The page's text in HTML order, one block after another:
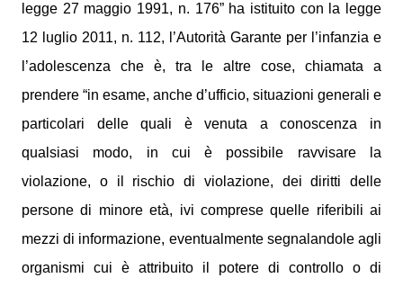
legge 27 maggio 1991, n. 176” ha istituito con la legge
12 luglio 2011, n. 112, l’Autorità Garante per l’infanzia e
l’adolescenza che è, tra le altre cose, chiamata a
prendere “in esame, anche d’ufficio, situazioni generali e
particolari delle quali è venuta a conoscenza in
qualsiasi modo, in cui è possibile ravvisare la
violazione, o il rischio di violazione, dei diritti delle
persone di minore età, ivi comprese quelle riferibili ai
mezzi di informazione, eventualmente segnalandole agli
organismi cui è attribuito il potere di controllo o di